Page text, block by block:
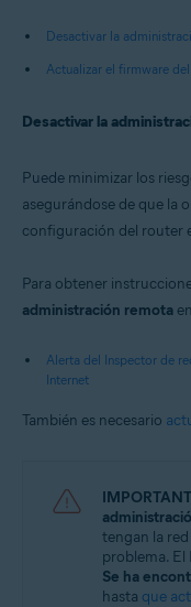
Apple Mac OS X 10.11.x
Desactivar la
Actualizar el firmware
Desactivar la
Puede minimizar los
asegurándose de que la
configuración del router
Para obtener
administración remota
Alerta del Inspector de
Internet
También es necesario
tengan la
problema.
Se ha
hasta que